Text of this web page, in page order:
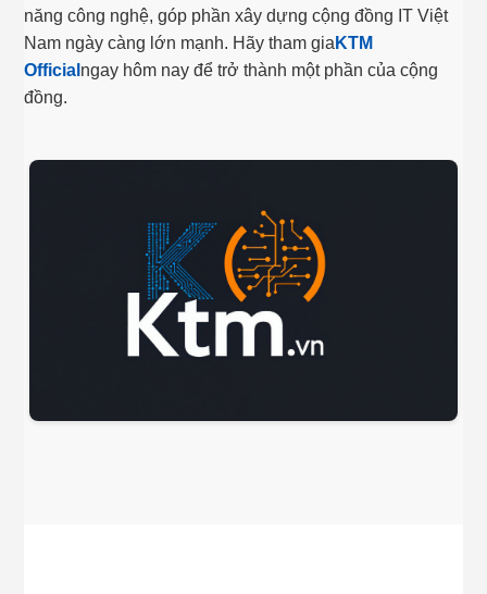
năng công nghệ, góp phần xây dựng cộng đồng IT Việt
Nam ngày càng lớn mạnh. Hãy tham giaKTM
Official ngay hôm nay để trở thành một phần của cộng
đồng.